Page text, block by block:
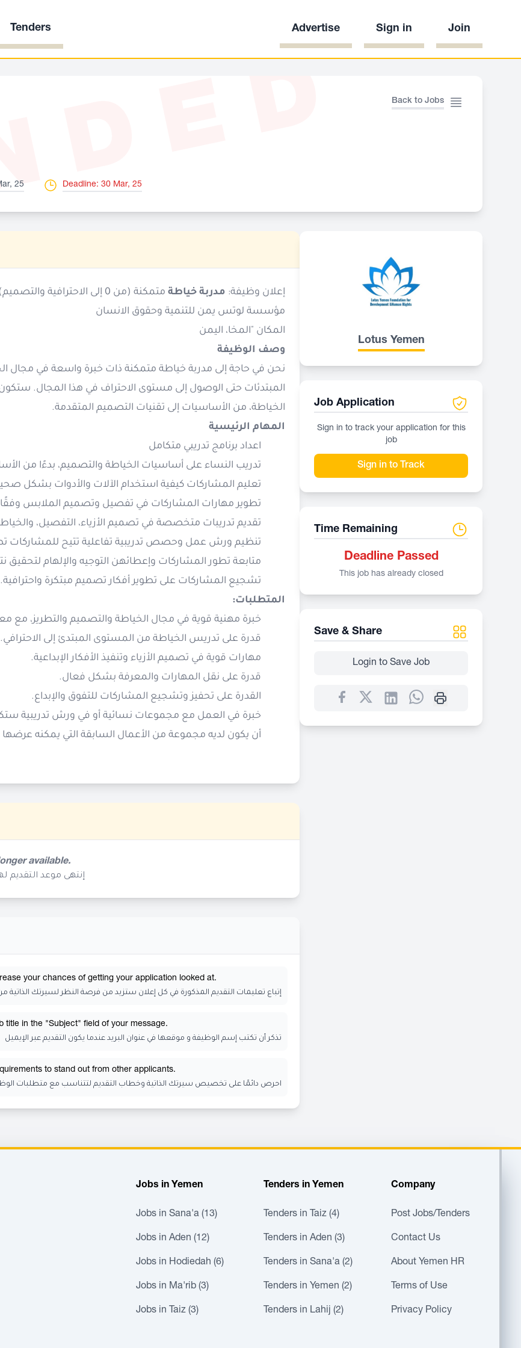
Tenders Advertise Sign in Join
Back to Jobs
25 Deadline: 30 Mar, 25
إعلان وظيفة: مدربة خياطة متمكنة (من 0 إلى الاحترافية والتصميم)
مؤسسة لوتس يمن للتنمية وحقوق
المكان "المخا، اليمن
وصف الوظيفة
نحن في حاجة إلى مدربة خياطة متمكنة ذات خبرة واسعة في مجال
المبتدئات حتى الوصول إلى مستوى الاحتراف في هذا المجال.
الخياطة، من الأساسيات إلى تقنيات التصميم المتقدمة.
المهام الرئيسية
اعداد برنامج تدريبي متكامل
تدريب النساء على أساسيات الخياطة والتصميم، بدءًا من
تعليم المشاركات كيفية استخدام الآلات والأدوات بشكل
تطوير مهارات المشاركات في تفصيل وتصميم الملابس
تقديم تدريبات متخصصة في تصميم الأزياء، التفصيل،
تنظيم ورش عمل وحصص تدريبية تفاعلية تتيح للمشاركات
متابعة تطور المشاركات وإعطائهن التوجيه والإلهام لتحقيق
تشجيع المشاركات على تطوير أفكار تصميم مبتكرة واحترافية.
المتطلبات:
خبرة مهنية قوية في مجال الخياطة والتصميم والتطريز، مع
قدرة على تدريس الخياطة من المستوى المبتدئ إلى الاحترافي.
مهارات قوية في تصميم الأزياء وتنفيذ الأفكار الإبداعية.
قدرة على نقل المهارات والمعرفة بشكل فعال.
القدرة على تحفيز وتشجيع المشاركات للتفوق والإبداع.
خبرة في العمل مع مجموعات نسائية أو في ورش تدريبية
أن يكون لديه مجموعة من الأعمال السابقة التي يمكنه عرضها
available.
إنتهى موعد التقديم
your chances of getting your application looked at.
إتباع تعليمات التقديم المذكورة في كل إعلان ستزيد من فرصة النظر لسيرتك الذاتية
title in the "Subject" field of your message.
تذكر أن تكتب إسم الوظيفة و موقعها في عنوان البريد عندما يكون التقديم عبر الإيميل
to stand out from other applicants.
احرص دائمًا على تخصيص سيرتك الذاتية وخطاب التقديم لتتناسب مع متطلبات
Lotus Yemen
Job Application
Sign in to track your application for this
job
Sign in to Track
Time Remaining
Deadline Passed
This job has already closed
Save & Share
Login to Save Job
Jobs in Yemen
Jobs in Sana'a (13)
Jobs in Aden (12)
Jobs in Hodiedah (6)
Jobs in Ma'rib (3)
Jobs in Taiz (3)
Tenders in Yemen
Tenders in Taiz (4)
Tenders in Aden (3)
Tenders in Sana'a (2)
Tenders in Yemen (2)
Tenders in Lahij (2)
Company
Post Jobs/Tenders
Contact Us
About Yemen HR
Terms of Use
Privacy Policy